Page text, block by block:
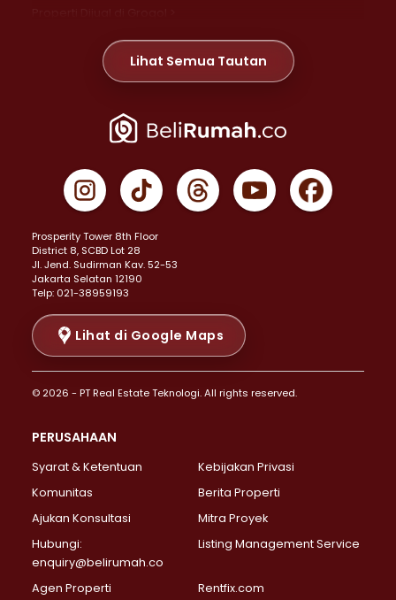
Properti Dijual di Meruya >
Properti Dijual di Jelambar >
Properti Dijual di Jakarta Pusat >
Properti Dijual di Gambir >
Properti Dijual di Johar Baru >
Properti Dijual di Menteng >
Properti Dijual di Senen >
Properti Dijual di Tanah Abang >
Properti Dijual di Cikini >
Properti Dijual di Kramat >
Properti Dijual di Pasar Baru >
Properti Dijual di Bendungan Hilir >
Properti Dijual di Jakarta Selatan >
Properti Dijual di Lebak Bulus >
Properti Dijual di Gandaria Selatan >
Properti Dijual di Pondok Labu >
Properti Dijual di Lenteng Agung >
Properti Dijual di Senayan >
Properti Dijual di Pondok Pinang >
Lihat Semua Tautan
Prosperity Tower 8th Floor
District 8, SCBD Lot 28
JI. Jend. Sudirman Kav. 52-53
Jakarta Selatan 12190
Telp: 021-38959193
Lihat di Google Maps
© 2026 - PT Real Estate Teknologi. All rights reserved.
PERUSAHAAN
Syarat & Ketentuan
Kebijakan Privasi
Komunitas
Berita Properti
Ajukan Konsultasi
Mitra Proyek
Hubungi:
enquiry@belirumah.co
Listing Management Service
Agen Properti Rentfix.com